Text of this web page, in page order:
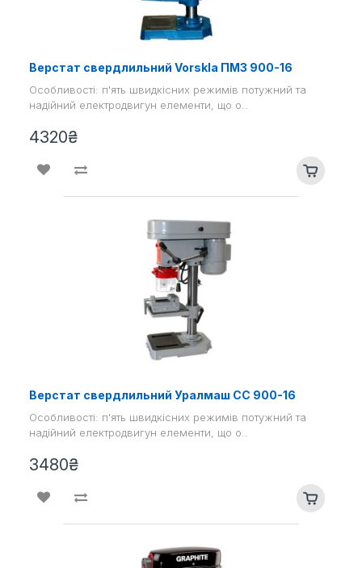
Верстат свердлильний Vorskla ПМЗ 900-16
Особливості: п'ять швидкісних режимів потужний та
надійний електродвигун елементи, що о..
4320₴
Верстат свердлильний Уралмаш СС 900-16
Особливості: п'ять швидкісних режимів потужний та
надійний електродвигун елементи, що о..
3480₴